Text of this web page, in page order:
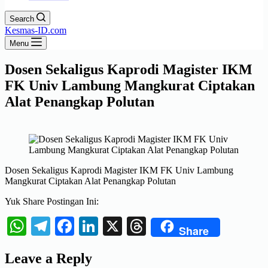
Search
Kesmas-ID.com
Menu
Dosen Sekaligus Kaprodi Magister IKM
FK Univ Lambung Mangkurat Ciptakan
Alat Penangkap Polutan
Dosen Sekaligus Kaprodi Magister IKM FK Univ Lambung
Mangkurat Ciptakan Alat Penangkap Polutan
Yuk Share Postingan Ini:
WhatsApp
Telegram
Facebook
LinkedIn
X Threads
Share
Leave a Reply